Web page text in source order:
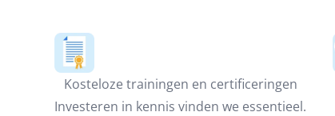
Kosteloze trainingen en certificeringen
Investeren in kennis vinden we essentieel.